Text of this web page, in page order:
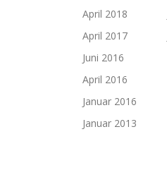
April 2018
April 2017
Juni 2016
April 2016
Januar 2016
Januar 2013